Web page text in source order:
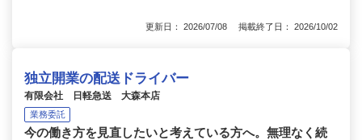
更新日： 2026/07/08 掲載終了日： 2026/10/02
独立開業の配送ドライバー
有限会社 日軽急送 大森本店
業務委託
今の働き方を見直したいと考えている方へ。無理なく続